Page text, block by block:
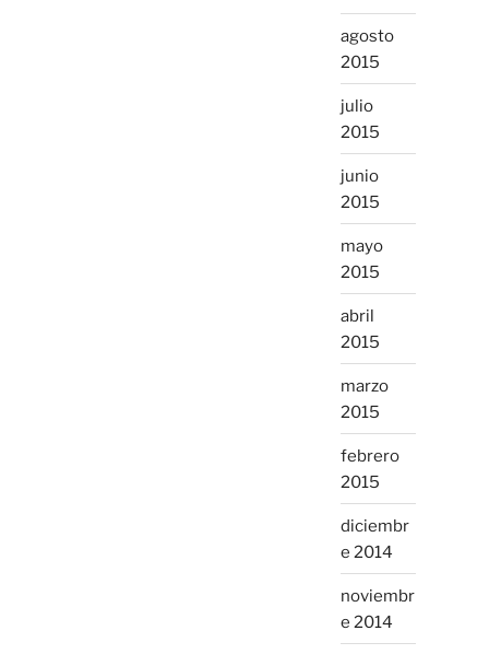
agosto
2015
julio
2015
junio
2015
mayo
2015
abril
2015
marzo
2015
febrero
2015
diciembr
e 2014
noviembr
e 2014